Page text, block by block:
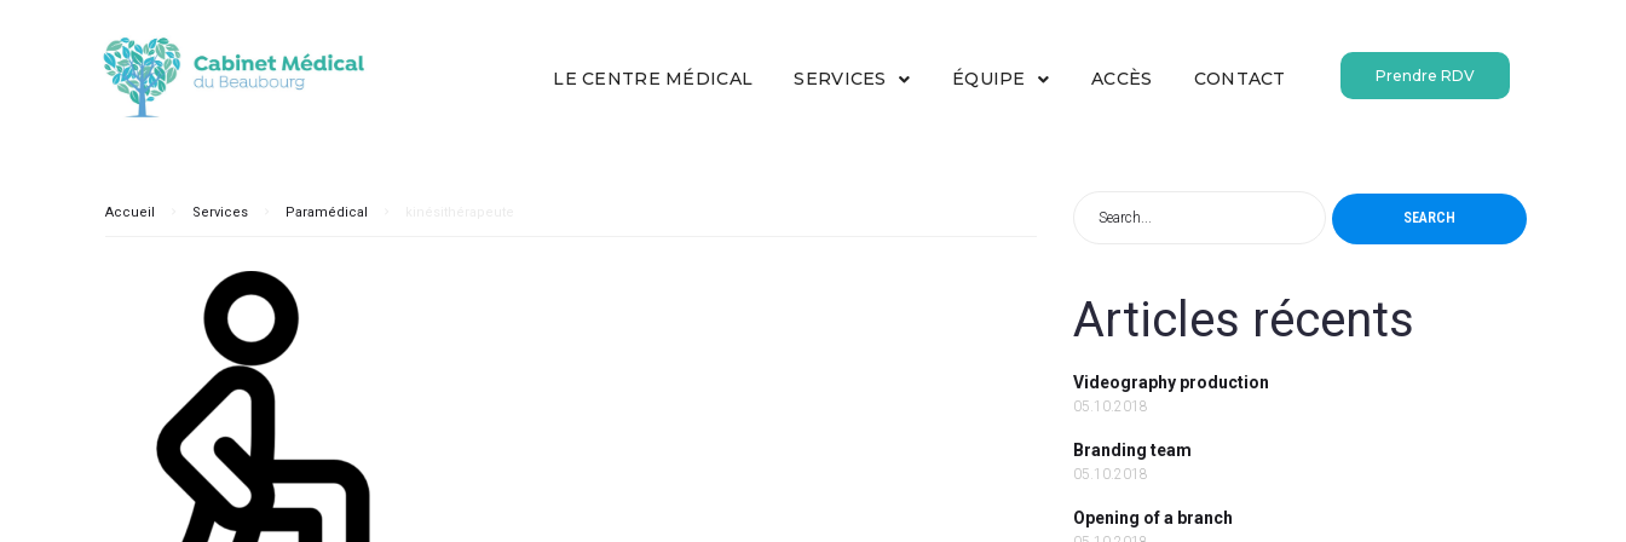
LE CENTRE MÉDICAL SERVICES ÉQUIPE ACCÈS CONTACT Prendre RDV
Accueil Services Paramédical SEARCH
Articles récents
Videography production
05.10.2018
Branding team
05.10.2018
Opening of a branch